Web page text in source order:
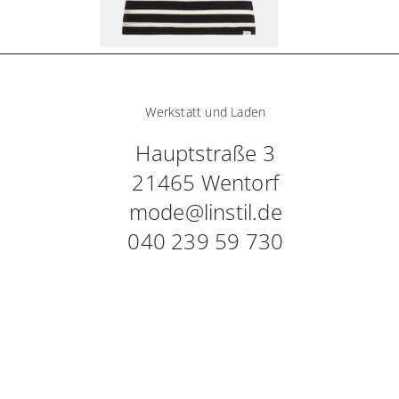
Werkstatt und Laden
Hauptstraße 3
21465 Wentorf
mode@linstil.de
040 239 59 730